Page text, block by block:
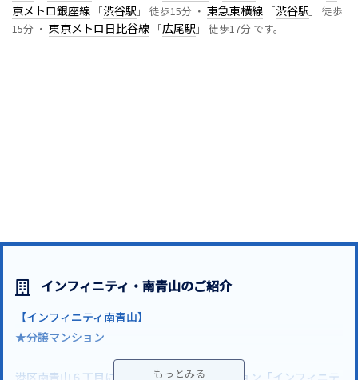
京メトロ銀座線 「渋谷駅 」 徒歩15分 ・ 東急東横線 「渋谷駅 」 徒歩
15分 ・ 東京メトロ日比谷線 「広尾駅 」 徒歩17分 です。
インフィニティ・南青山のご紹介
【インフィニティ南青山】
★分譲マンション